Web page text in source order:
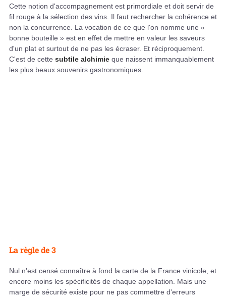
Cette notion d'accompagnement est primordiale et doit servir de
fil rouge à la sélection des vins. Il faut rechercher la cohérence et
non la concurrence. La vocation de ce que l'on nomme une «
bonne bouteille » est en effet de mettre en valeur les saveurs
d'un plat et surtout de ne pas les écraser. Et réciproquement.
C'est de cette subtile alchimie que naissent immanquablement
les plus beaux souvenirs gastronomiques.
La règle de 3
Nul n'est censé connaître à fond la carte de la France vinicole, et
encore moins les spécificités de chaque appellation. Mais une
marge de sécurité existe pour ne pas commettre d'erreurs